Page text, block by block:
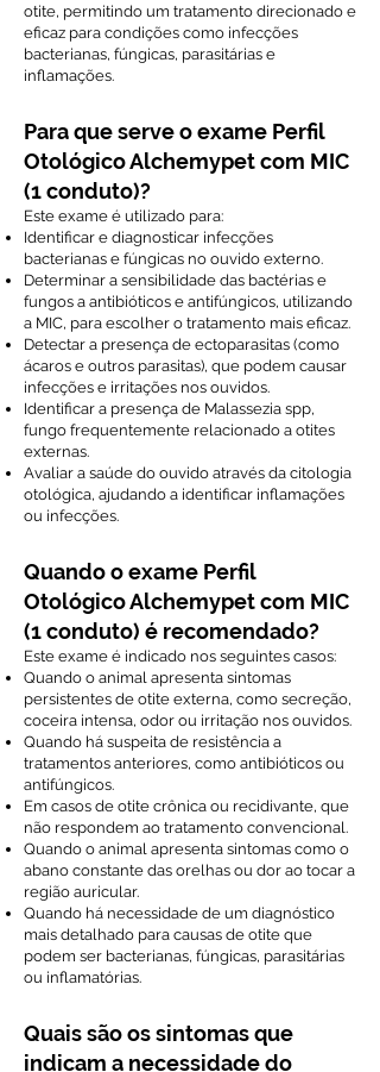
otite, permitindo um tratamento direcionado e
eficaz para condições como infecções
bacterianas, fúngicas, parasitárias e
inflamações.
Para que serve o exame Perfil
Otológico Alchemypet com MIC
(1 conduto)?
Este exame é utilizado para:
Identificar e diagnosticar infecções
bacterianas e fúngicas no ouvido externo.
Determinar a sensibilidade das bactérias e
fungos a antibióticos e antifúngicos, utilizando
a MIC, para escolher o tratamento mais eficaz.
Detectar a presença de ectoparasitas (como
ácaros e outros parasitas), que podem causar
infecções e irritações nos ouvidos.
Identificar a presença de Malassezia spp,
fungo frequentemente relacionado a otites
externas.
Avaliar a saúde do ouvido através da citologia
otológica, ajudando a identificar inflamações
ou infecções.
Quando o exame Perfil
Otológico Alchemypet com MIC
(1 conduto) é recomendado?
Este exame é indicado nos seguintes casos:
Quando o animal apresenta sintomas
persistentes de otite externa, como secreção,
coceira intensa, odor ou irritação nos ouvidos.
Quando há suspeita de resistência a
tratamentos anteriores, como antibióticos ou
antifúngicos.
Em casos de otite crônica ou recidivante, que
não respondem ao tratamento convencional.
Quando o animal apresenta sintomas como o
abano constante das orelhas ou dor ao tocar a
região auricular.
Quando há necessidade de um diagnóstico
mais detalhado para causas de otite que
podem ser bacterianas, fúngicas, parasitárias
ou inflamatórias.
Quais são os sintomas que
indicam a necessidade do